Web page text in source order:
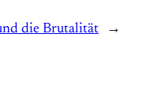
die Brutalität →